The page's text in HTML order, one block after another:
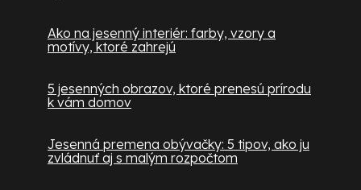
Ako na jesenný interiér: farby, vzory a
motívy, ktoré zahrejú
5 jesenných obrazov, ktoré prenesú prírodu
k vám domov
Jesenná premena obývačky: 5 tipov, ako ju
zvládnuť aj s malým rozpočtom